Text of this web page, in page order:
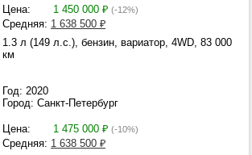
Цена: 1 450 000 ₽ (-12%)
Средняя: 1 638 500 ₽
1.3 л (149 л.с.), бензин, вариатор, 4WD, 83 000
км
Год: 2020
Город: Санкт-Петербург
Цена: 1 475 000 ₽ (-10%)
Средняя: 1 638 500 ₽